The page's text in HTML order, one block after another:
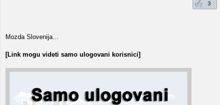
3
Mozda Slovenija...
[Link mogu videti samo ulogovani korisnici]